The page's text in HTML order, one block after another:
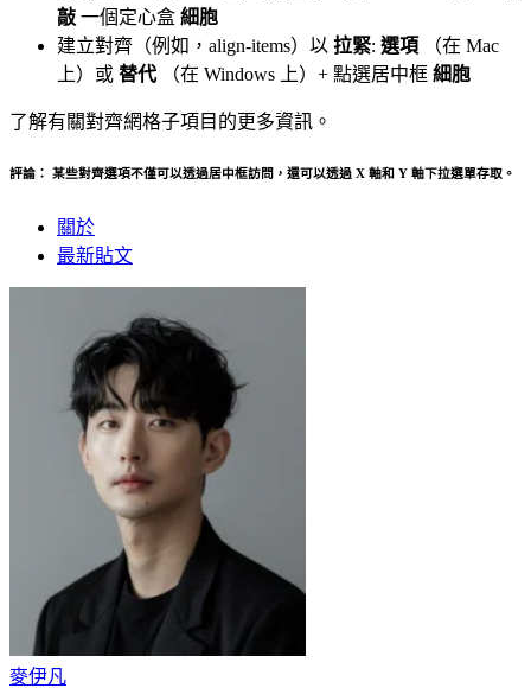
敲 一個定心盒 細胞
建立對齊（例如，align-items）以 拉緊: 選項 （在 Mac
上）或 替代 （在 Windows 上）+ 點選居中框 細胞
了解有關對齊網格子項目的更多資訊。
評論： 某些對齊選項不僅可以透過居中框訪問，還可以透過 X 軸和 Y 軸下拉選單存取。
關於
最新貼文
麥伊凡